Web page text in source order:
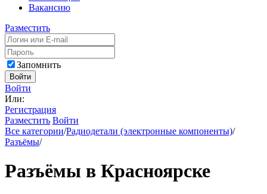
Вакансию
Разместить
Запомнить
Войти
Войти
Или:
Регистрация
Разместить Войти
Все категории/Радиодетали (электронные компоненты)/
Разъёмы/
Разъёмы в Красноярске